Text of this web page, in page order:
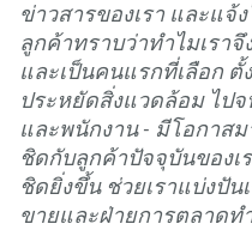
ข่าวสารของเรา และแจ้
ลูกค้าทราบว่าทําไมเรา
และเป็นคนแรกที่เลือก
ประหยัดสิ่งแวดล้อม ไป
และพนักงาน - มีโอกาส
ชิดกับลูกค้าปัจจุบันของเ
ชิดยิ่งขึ้น ช่วยเราแบ่งปัน
ขายและฝ่ายการตลาดทํ